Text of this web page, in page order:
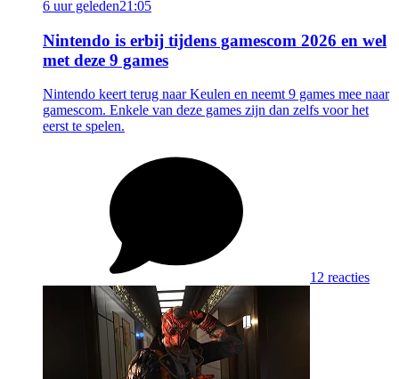
6 uur geleden21:05
Nintendo is erbij tijdens gamescom 2026 en wel
met deze 9 games
Nintendo keert terug naar Keulen en neemt 9 games mee naar
gamescom. Enkele van deze games zijn dan zelfs voor het
eerst te spelen.
12 reacties